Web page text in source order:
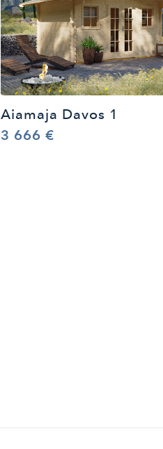
Aiamaja Davos 1
3 666 €